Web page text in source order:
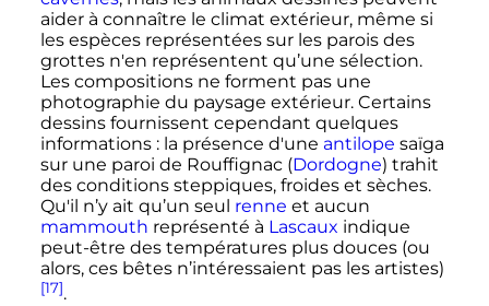
aider à connaître le climat extérieur, même si
les espèces représentées sur les parois des
grottes n'en représentent qu’une sélection.
Les compositions ne forment pas une
photographie du paysage extérieur. Certains
dessins fournissent cependant quelques
informations : la présence d'une antilope saïga
sur une paroi de Rouffignac (Dordogne) trahit
des conditions steppiques, froides et sèches.
Qu'il n’y ait qu’un seul renne et aucun
mammouth représenté à Lascaux indique
peut-être des températures plus douces (ou
alors, ces bêtes n’intéressaient pas les artistes)
[17].